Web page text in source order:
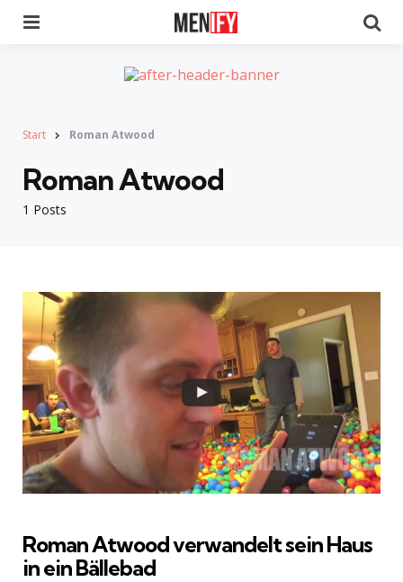
Start Roman Atwood
1 Posts
Roman Atwood
Roman Atwood verwandelt sein Haus
in ein Bällebad